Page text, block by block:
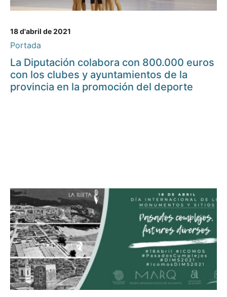
18 d'abril de 2021
Portada
La Diputación colabora con 800.000 euros
con los clubes y ayuntamientos de la
provincia en la promoción del deporte